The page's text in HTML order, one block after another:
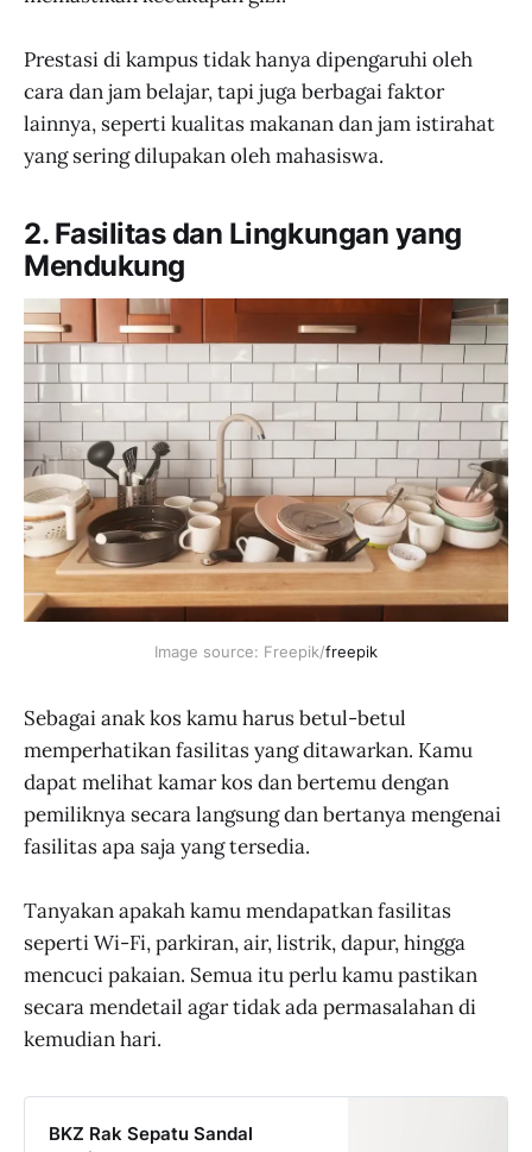
Prestasi di kampus tidak hanya dipengaruhi oleh
cara dan jam belajar, tapi juga berbagai faktor
lainnya, seperti kualitas makanan dan jam istirahat
yang sering dilupakan oleh mahasiswa.
2. Fasilitas dan Lingkungan yang
Mendukung
Image source: Freepik/freepik
Sebagai anak kos kamu harus betul-betul
memperhatikan fasilitas yang ditawarkan. Kamu
dapat melihat kamar kos dan bertemu dengan
pemiliknya secara langsung dan bertanya mengenai
fasilitas apa saja yang tersedia.
Tanyakan apakah kamu mendapatkan fasilitas
seperti Wi-Fi, parkiran, air, listrik, dapur, hingga
mencuci pakaian. Semua itu perlu kamu pastikan
secara mendetail agar tidak ada permasalahan di
kemudian hari.
BKZ Rak Sepatu Sandal